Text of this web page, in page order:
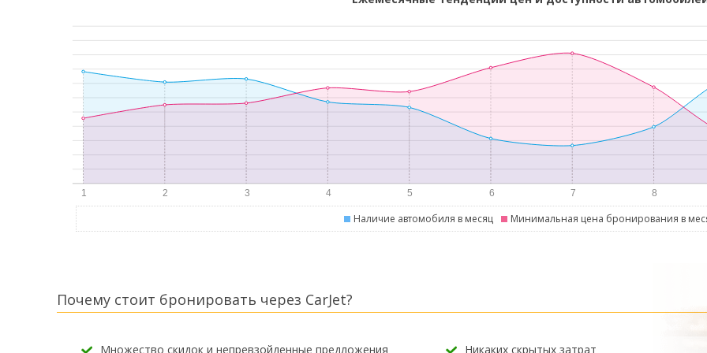
Наличие автомобиля в месяц Минимальная цена бронирования в
Почему стоит бронировать через CarJet?
Множество скидок и непревзойденные предложения Никаких скрытых затрат